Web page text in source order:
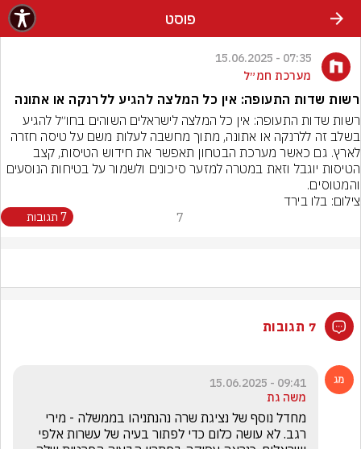
פוסט
07:35 - 15.06.2025
מערכת חמ״ל
רשות שדות התעופה: אין כל המלצה להגיע ללרנקה או אתונה
רשות שדות התעופה: אין כל המלצה לישראלים השוהים בחו״ל להגיע
לארץ. גם כאשר מערכת הבטחון תאפשר את חידוש הטיסות, קצב
והמטוסים.
צילום: בלו בירד
7 7 תגובות
7 תגובות
09:41 - 15.06.2025
משה גת